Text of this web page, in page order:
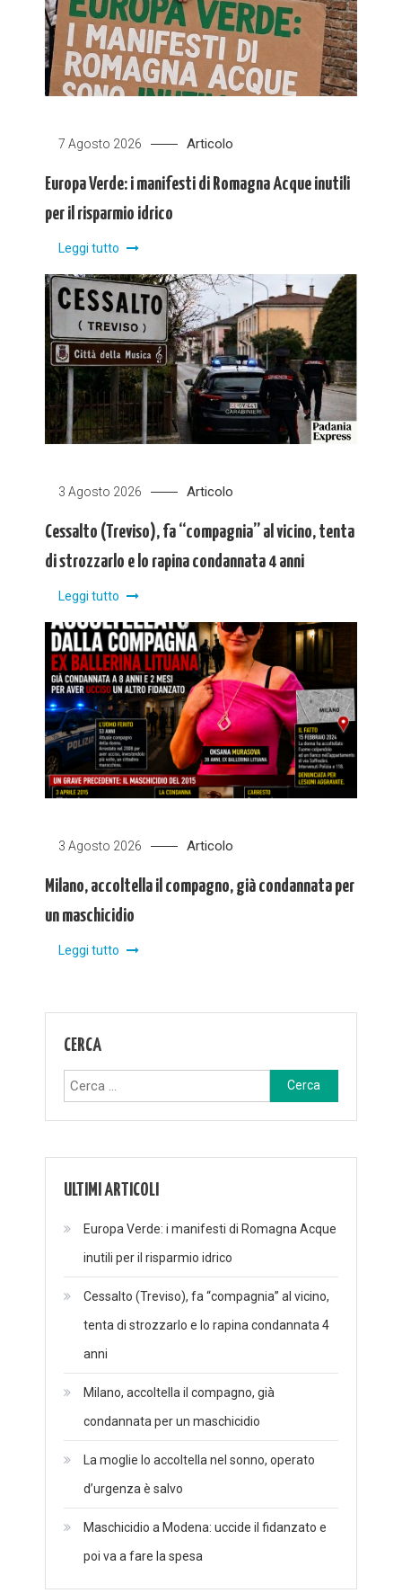
7 Agosto 2026 Articolo
Europa Verde: i manifesti di Romagna Acque inutili
per il risparmio idrico
Leggi tutto
3 Agosto 2026 Articolo
Cessalto (Treviso), fa “compagnia” al vicino, tenta
di strozzarlo e lo rapina condannata 4 anni
Leggi tutto
3 Agosto 2026 Articolo
Milano, accoltella il compagno, già condannata per
un maschicidio
Leggi tutto
CERCA
Ricerca
per:
ULTIMI ARTICOLI
Europa Verde: i manifesti di Romagna Acque
inutili per il risparmio idrico
Cessalto (Treviso), fa “compagnia” al vicino,
tenta di strozzarlo e lo rapina condannata 4
anni
Milano, accoltella il compagno, già
condannata per un maschicidio
La moglie lo accoltella nel sonno, operato
d’urgenza è salvo
Maschicidio a Modena: uccide il fidanzato e
poi va a fare la spesa